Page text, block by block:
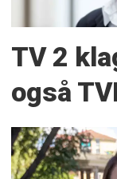
TV 2
også